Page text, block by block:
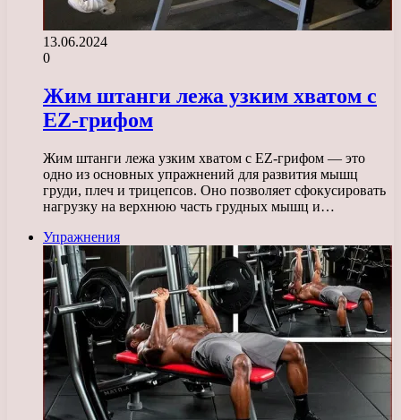
13.06.2024
0
Жим штанги лежа узким хватом с
EZ-грифом
Жим штанги лежа узким хватом с EZ-грифом — это
одно из основных упражнений для развития мышц
груди, плеч и трицепсов. Оно позволяет сфокусировать
нагрузку на верхнюю часть грудных мышц и…
Упражнения